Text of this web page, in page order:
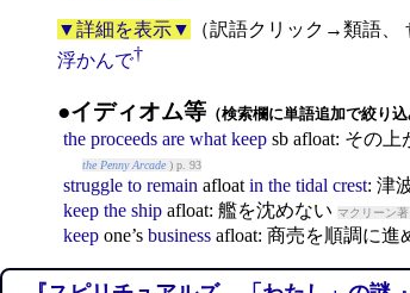
▼詳細を表示▼ （訳語クリック→類語、
浮かんで†
●イディオム等 （検索欄に単語追加で絞り込
the proceeds are what keepsb afloat: その上
the Penny Arcade) p. 93
struggle to remain afloat in the tidal crest: 津
keep the ship afloat: 艦を沈めない マクリーン
keepone’s business afloat: 商売を順調に進